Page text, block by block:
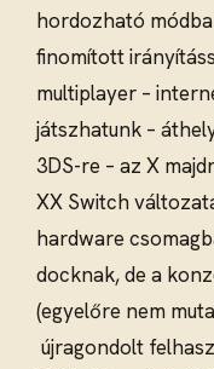
hordozható
finomított
multiplayer –
játszhatunk –
3DS-re – az X
XX Switch
hardware
docknak, de a
(egyelőre nem
újragondolt